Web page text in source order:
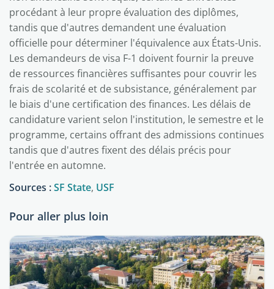
procédant à leur propre évaluation des diplômes,
tandis que d'autres demandent une évaluation
officielle pour déterminer l'équivalence aux États-Unis.
Les demandeurs de visa F-1 doivent fournir la preuve
de ressources financières suffisantes pour couvrir les
frais de scolarité et de subsistance, généralement par
le biais d'une certification des finances. Les délais de
candidature varient selon l'institution, le semestre et le
programme, certains offrant des admissions continues
tandis que d'autres fixent des délais précis pour
l'entrée en automne.
Sources :SF State, USF
Pour aller plus loin